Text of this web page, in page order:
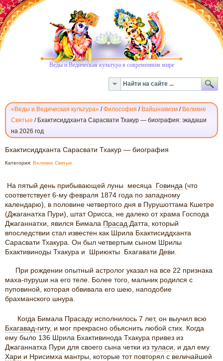
Веды и Ведическая культура в современном мире
«Веды и Ведическая культура» /Философия / Вайшнавизм / Великие
Святые / Бхактисиддханта Сарасвати Тхакур — биография: экадаши
на 2026 год
БХАКТИСИДДХАНТА
САРАСВАТИ
БИОГРАФИЯ
Бхактисиддханта Сарасвати Тхакур — биография
Категория: Великие Святые
На пятый день прибывающей луны месяца Говинда (что
соответствует 6-му февраля 1874 года по западному
календарю), в половине четвертого дня в Пурушоттама Кшетре
(Джаганатха Пури), штат Орисса, не далеко от храма Господа
Джаганнатхи, явился Бимала Прасад Датта, который
впоследствии стал известен как Шрила Бхактисиддханта
Сарасвати Тхакура. Он был четвертым сыном Шрилы
Бхактивиноды Тхакура и Шриюкты Бхагавати Деви.
При рождении опытный астролог указал на все 22 признака
маха-пуруши на его теле. Более того, мальчик родился с
пуповиной, которая обвивала его шею, наподобие
брахманского шнура.
Когда Бимала Прасаду исполнилось 7 лет, он выучил всю
Бхагавад-гиту, и мог прекрасно обьяснить любой стих. Когда
ему было 136 Шрила Бхактивинода Тхакура привез из
Джаганнатха Пури для своего сына четки из туласи , и дал ему
Хари и Нрисимха мантры, которые тот повторял с величайшей